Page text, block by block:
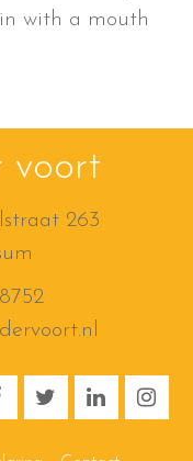
with a mouth
voort
263